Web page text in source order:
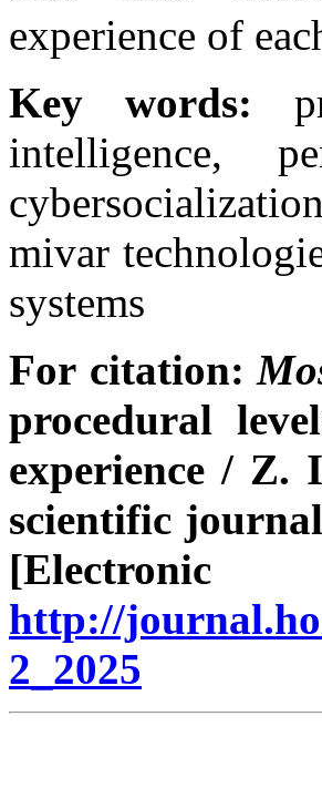
experience of
Key words:
intelligence,
mivar
systems
For citation:
procedural
experience /
scientific journal
http://
2_2025